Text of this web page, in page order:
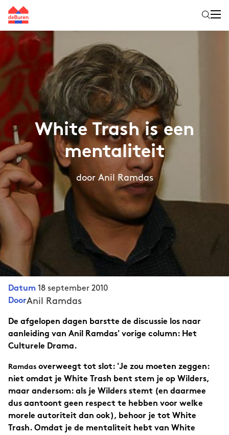
White Trash is een
mentaliteit
door Anil Ramdas
Datum 18 september 2010
DoorAnil Ramdas
De afgelopen dagen barstte de discussie los naar
aanleiding van Anil Ramdas' vorige column: Het
Culturele Drama.
Ramdas overweegt tot slot: 'Je zou moeten zeggen:
niet omdat je White Trash bent stem je op Wilders,
maar andersom: als je Wilders stemt (en daarmee
dus aantoont geen respect te hebben voor welke
morele autoriteit dan ook), behoor je tot White
Trash. Omdat je de mentaliteit hebt van White